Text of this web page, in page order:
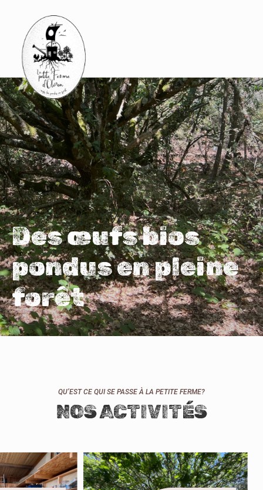
Des œufs bios
pondus en pleine
forêt
QU’EST CE QUI SE PASSE À LA PETITE FERME?
NOS ACTIVITÉS